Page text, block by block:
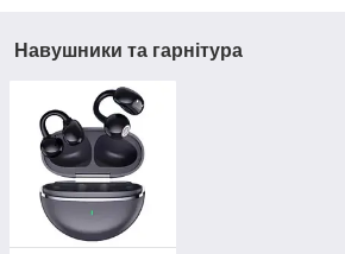
Навушники та гарнітура